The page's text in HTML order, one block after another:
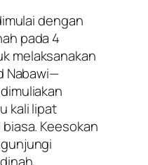
dengan
pada 4
melaksanakan
Nabawi—
kali lipat
Keesokan